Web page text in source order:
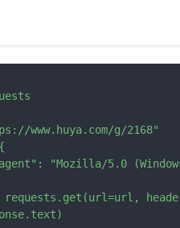
www.huya.com/g/2168"
"Mozilla/5.0
requests.get(url=url,